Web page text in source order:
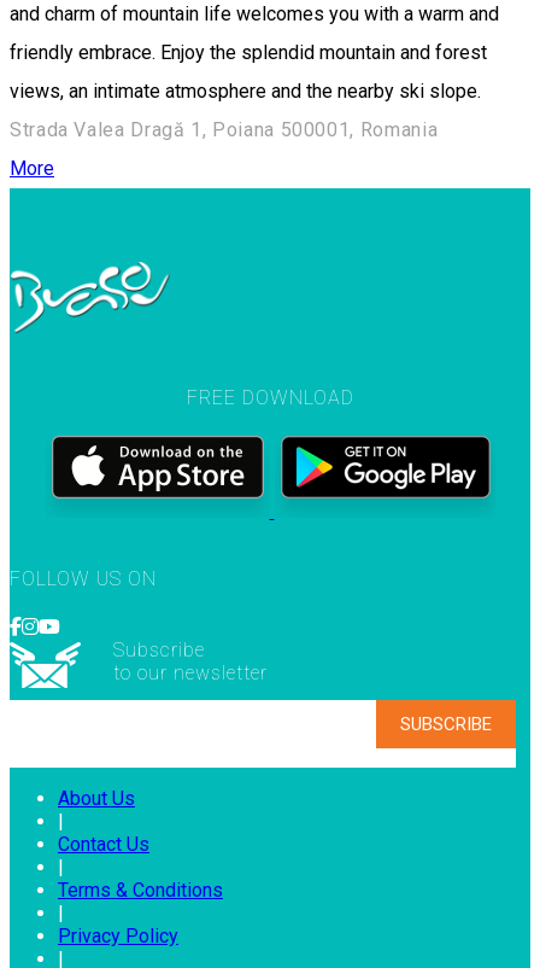
and charm of mountain life welcomes you with a warm and
friendly embrace. Enjoy the splendid mountain and forest
views, an intimate atmosphere and the nearby ski slope.
Strada Valea Dragă 1, Poiana 500001, Romania
More
FREE DOWNLOAD
FOLLOW US ON
Subscribe
to our newsletter
About Us
Contact Us
Terms & Conditions
Privacy Policy